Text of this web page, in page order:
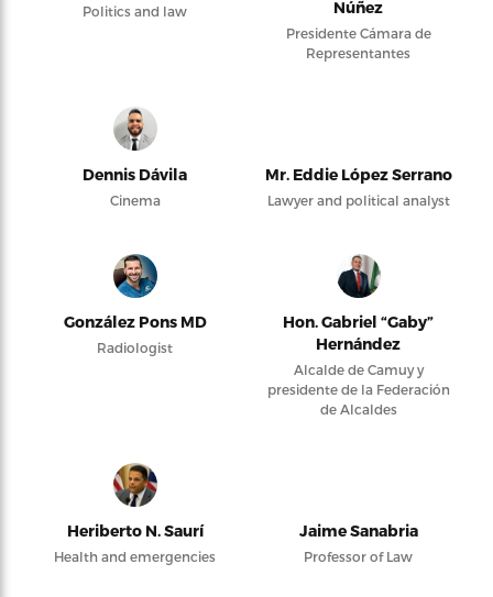
Politics and law Núñez
Presidente Cámara de
Representantes
Dennis Dávila
Cinema
Mr. Eddie López Serrano
Lawyer and political analyst
González Pons MD
Radiologist
Hon. Gabriel “Gaby”
Hernández
Alcalde de Camuy y
presidente de la Federación
de Alcaldes
Heriberto N. Saurí
Health and emergencies
Jaime Sanabria
Professor of Law